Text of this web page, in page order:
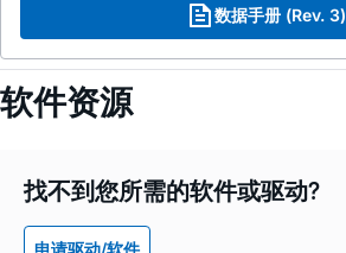
数据手册 (Rev. 3)
软件资源
找不到您所需的软件或驱动?